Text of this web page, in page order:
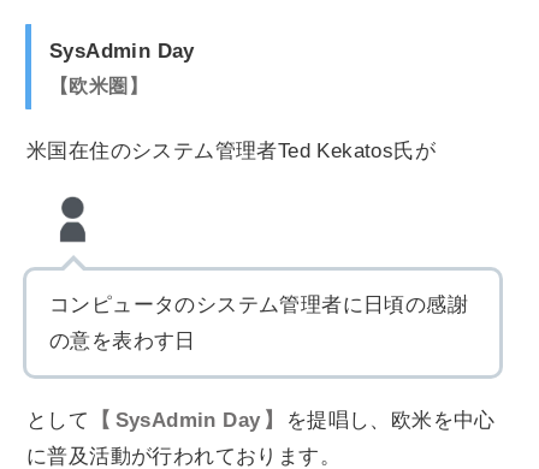
SysAdmin Day
欧米圏
米国在住のシステム管理者Ted Kekatos氏が
コンピュータのシステム管理者に日頃の感謝
の意を表わす日
として SysAdmin Day
を提唱し、欧米を中心
に普及活動が行われております。